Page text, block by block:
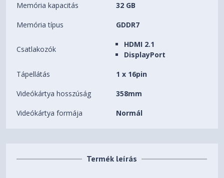
Memória kapacitás 32 GB
Memória típus GDDR7
Csatlakozók
HDMI 2.1
DisplayPort
Tápellátás 1 x 16pin
Videókártya hosszúság 358mm
Videókártya formája Normál
Termék leírás